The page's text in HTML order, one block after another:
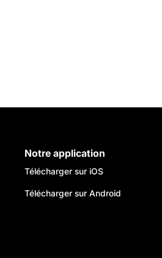
Notre application
Télécharger sur iOS
Télécharger sur Android